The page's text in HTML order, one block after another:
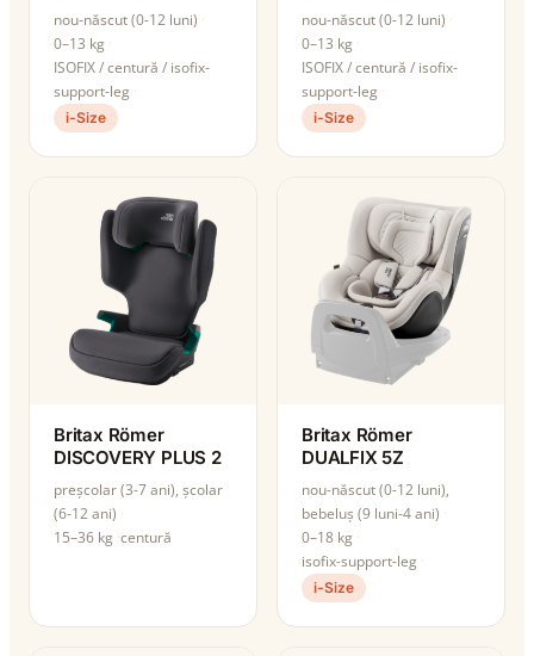
nou-născut (0-12 luni)
0–13 kg
ISOFIX / centură / isofix-
support-leg
i-Size
nou-născut (0-12 luni)
0–13 kg
ISOFIX / centură / isofix-
support-leg
i-Size
Britax Römer
DISCOVERY PLUS 2
preșcolar (3-7 ani), școlar
(6-12 ani)
15–36 kg centură
Britax Römer
DUALFIX 5Z
nou-născut (0-12 luni),
bebeluș (9 luni-4 ani)
0–18 kg
isofix-support-leg
i-Size